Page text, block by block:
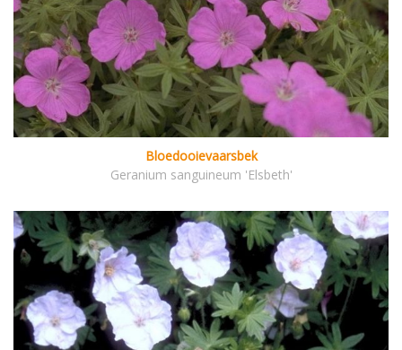
Bloedooievaarsbek
Geranium sanguineum 'Elsbeth'